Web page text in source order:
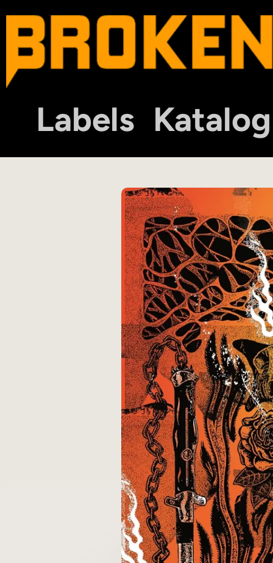
Labels Katalog